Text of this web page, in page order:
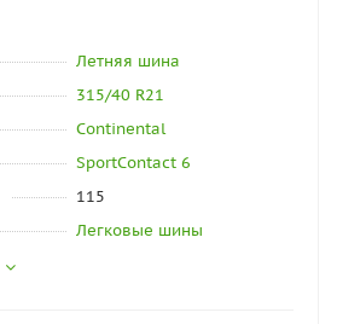
Летняя шина
315/40 R21
Continental
SportContact 6
115
Легковые шины